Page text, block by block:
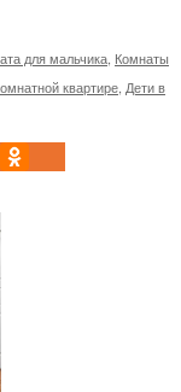
для мальчика Комнаты
квартире Дети в